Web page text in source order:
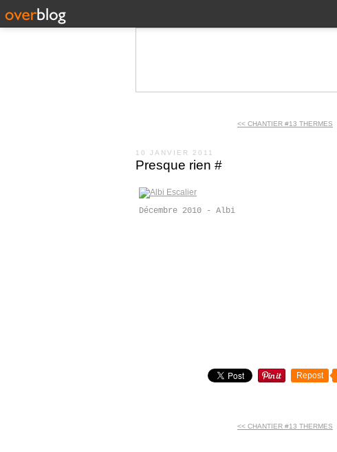
<< CHANTIER #13 THERMES
10 JANVIER 2011
Presque rien #
Décembre 2010 - Albi
Repost
<< CHANTIER #13 THERMES